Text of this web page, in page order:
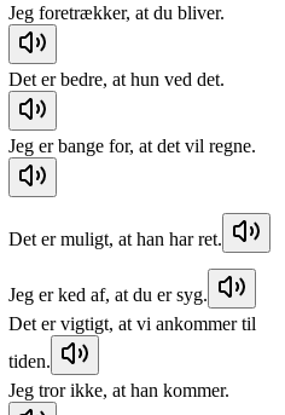
Jeg foretrækker, at du bliver.
Det er bedre, at hun ved det.
Jeg er bange for, at det vil regne.
Det er muligt, at han har ret.
Jeg er ked af, at du er syg.
Det er vigtigt, at vi ankommer til
tiden.
Jeg tror ikke, at han kommer.